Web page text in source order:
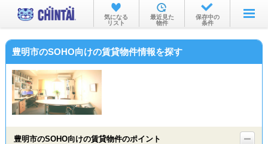
お部屋を探す
沿線・駅から
物件特集から
気になる
リスト
最近見た
物件
保存中の
条件
豊明市のSOHO向けの賃貸物件情報を探す
豊明市のSOHO向けの賃貸物件のポイント